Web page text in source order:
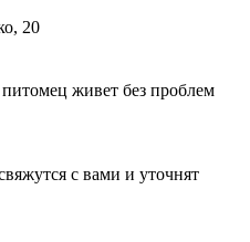
20
живет без проблем
с вами и уточнят